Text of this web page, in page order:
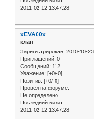
2011-02-12 13:47:28
xEVA00x
клан
Зарегистрирован: 2010-10-23
Приглашений: 0
Сообщений: 112
Уважение: [+0/-0]
Позитив: [+0/-0]
Провел на форуме:
Не определено
Последний визит:
2011-02-12 13:47:28